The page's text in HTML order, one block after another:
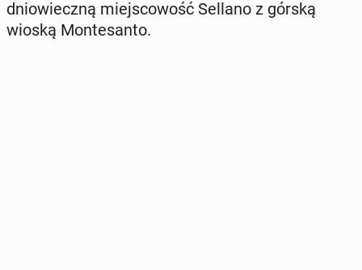
dnio­wiecz­ną miej­sco­wość Sellano z górską
wioską Mon­te­san­to.